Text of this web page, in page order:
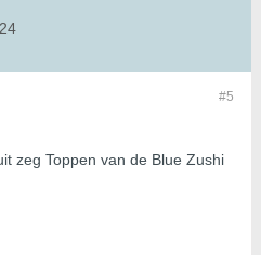
#5
zeg Toppen van de Blue Zushi